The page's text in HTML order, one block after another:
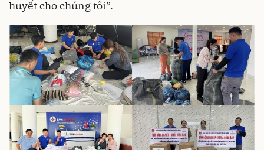
huyết cho chúng tôi”.